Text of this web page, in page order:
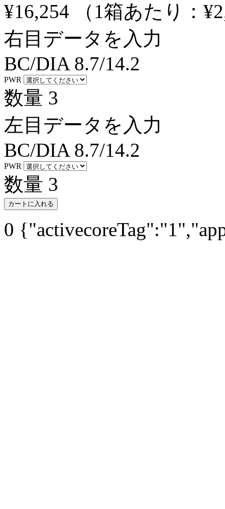
¥16,254
（1箱あたり：
右目データを入力
BC/DIA 8.7/14.2
PWR
数量 3
左目データを入力
BC/DIA 8.7/14.2
PWR
数量 3
カートに入れる
0